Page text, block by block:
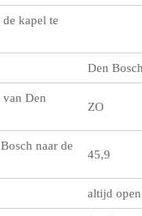
kapel te
Den Bosch
Den
ZO
naar de
45,9
altijd open